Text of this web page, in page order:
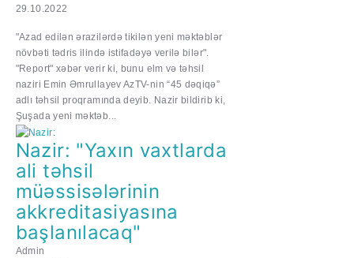
29.10.2022
"Azad edilən ərazilərdə tikilən yeni məktəblər
növbəti tədris ilində istifadəyə verilə bilər".
"Report" xəbər verir ki, bunu elm və təhsil
naziri Emin Əmrullayev AzTV-nin “45 dəqiqə”
adlı təhsil proqramında deyib. Nazir bildirib ki,
Şuşada yeni məktəb...
Nazir: "Yaxın vaxtlarda
ali təhsil
müəssisələrinin
akkreditasiyasına
başlanılacaq"
Admin